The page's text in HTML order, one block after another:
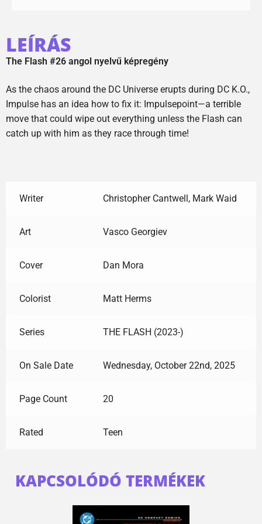
LEÍRÁS
The Flash #26 angol nyelvű képregény
As the chaos around the DC Universe erupts during DC K.O.,
Impulse has an idea how to fix it: Impulsepoint—a terrible
move that could wipe out everything unless the Flash can
catch up with him as they race through time!
Writer Christopher Cantwell, Mark Waid
Art Vasco Georgiev
Cover Dan Mora
Colorist Matt Herms
Series THE FLASH (2023-)
On Sale Date Wednesday, October 22nd, 2025
Page Count 20
Rated Teen
KAPCSOLÓDÓ TERMÉKEK